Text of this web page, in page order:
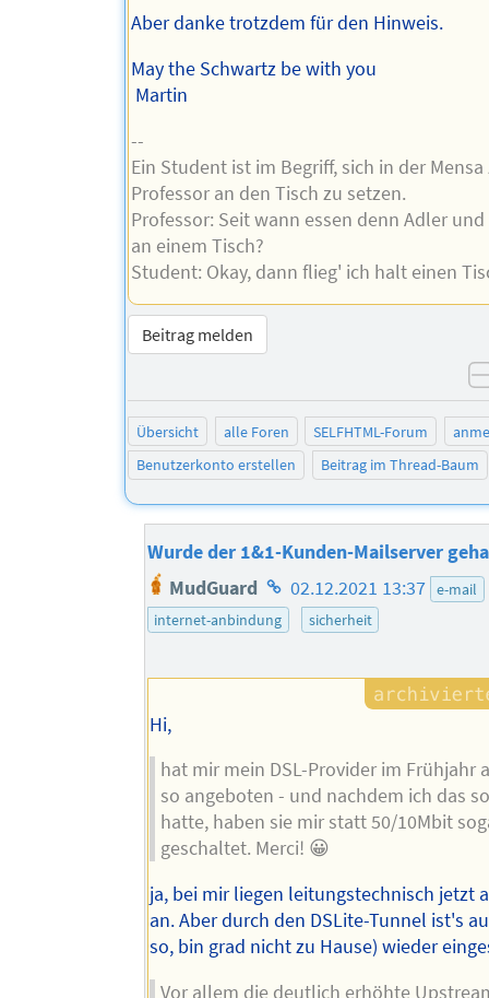
Aber danke trotzdem für den Hinweis.
May the Schwartz be with you
Martin
--
Ein Student ist im Begriff, sich in der
Professor an den Tisch zu setzen.
Professor: Seit wann essen denn Adler
an einem Tisch?
Student: Okay, dann flieg' ich halt einen
Beitrag melden
Übersicht alle Foren SELFHTML-Forum
Benutzerkonto erstellen
Beitrag im Thread-Baum
Wurde der 1&1-Kunden-Mailserver
MudGuard Homepage
des
02.12.2021 13:37 e-mail
internet-anbindung
sicherheit
Hi,
hat mir mein DSL-Provider im Frühjahr
so angeboten - und nachdem ich das
hatte, haben sie mir statt 50/10Mbit
geschaltet. Merci! 😀
ja, bei mir liegen leitungstechnisch jetzt
an. Aber durch den DSLite-Tunnel ist's
so, bin grad nicht zu Hause) wieder
Vor allem die deutlich erhöhte